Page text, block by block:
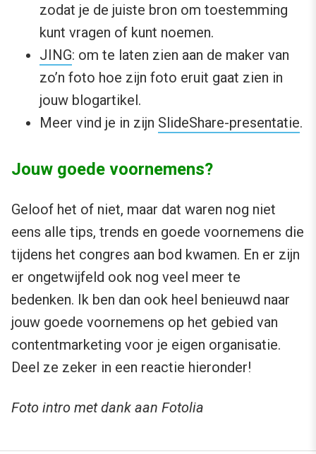
zodat je de juiste bron om toestemming
kunt vragen of kunt noemen.
JING: om te laten zien aan de maker van
zo’n foto hoe zijn foto eruit gaat zien in
jouw blogartikel.
Meer vind je in zijn SlideShare-presentatie.
Jouw goede voornemens?
Geloof het of niet, maar dat waren nog niet
eens alle tips, trends en goede voornemens die
tijdens het congres aan bod kwamen. En er zijn
er ongetwijfeld ook nog veel meer te
bedenken. Ik ben dan ook heel benieuwd naar
jouw goede voornemens op het gebied van
contentmarketing voor je eigen organisatie.
Deel ze zeker in een reactie hieronder!
Foto intro met dank aan Fotolia